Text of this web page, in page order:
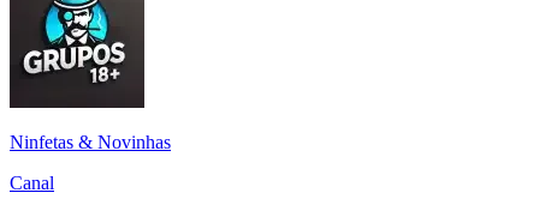
Ninfetas & Novinhas
Canal